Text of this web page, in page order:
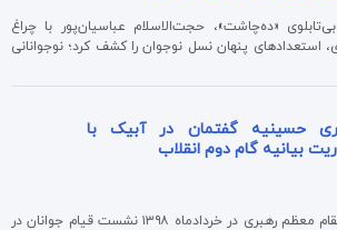
«ده‌چاشت»، حجت‌الاسلام عباسیان‌پور با چراغ
پنهان نسل نوجوان را کشف کرد؛ نوجوانانی
حسینیه گفتمان در آبیک با
بیانیه گام دوم انقلاب
هم زمان با سالروز فرمان مقام معظم رهبری در خردادماه ۱۳۹۸ نشست قیام جوانان در